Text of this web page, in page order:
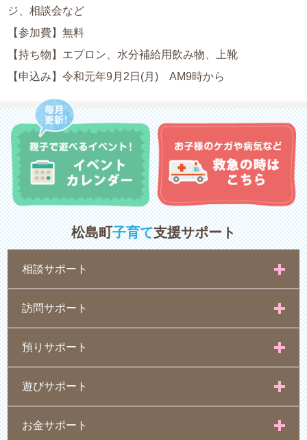
ジ、相談会など
【参加費】無料
【持ち物】エプロン、水分補給用飲み物、上靴
【申込み】令和元年9月2日(月) AM9時から
松島町子育て支援サポート
相談サポート
訪問サポート
預りサポート
遊びサポート
お金サポート